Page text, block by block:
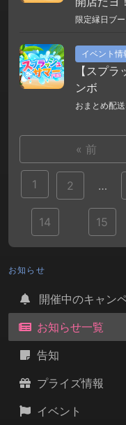
限定縁日ブ
イベント情
【スプ
ンボ
おまとめ配
« 前
1 2 …
14 15
お知らせ
開催中のキャン
お知らせ一覧
告知
プライズ情報
イベント